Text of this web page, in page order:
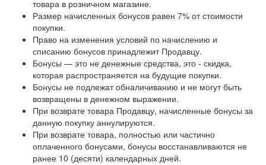
товара в розничном магазине.
Размер начисленных бонусов равен 7% от стоимости
покупки.
Право на изменения условий по начислению и
списанию бонусов принадлежит Продавцу.
Бонусы — это не денежные средства, это - скидка,
которая распространяется на будущие покупки.
Бонусы не подлежат обналичиванию и не могут быть
возвращены в денежном выражении.
При возврате товара Продавцу, начисленные бонусы за
данную покупку аннулируются.
При возврате товара, полностью или частично
оплаченного бонусами, бонусы восстанавливаются не
ранее 10 (десяти) календарных дней.